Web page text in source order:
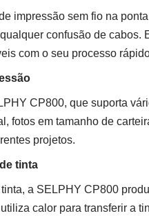
impressão sem fio na
confusão de
com o seu processo
CP800, que suporta
fotos em tamanho de
projetos.
tinta
a SELPHY CP800
calor para transferir a